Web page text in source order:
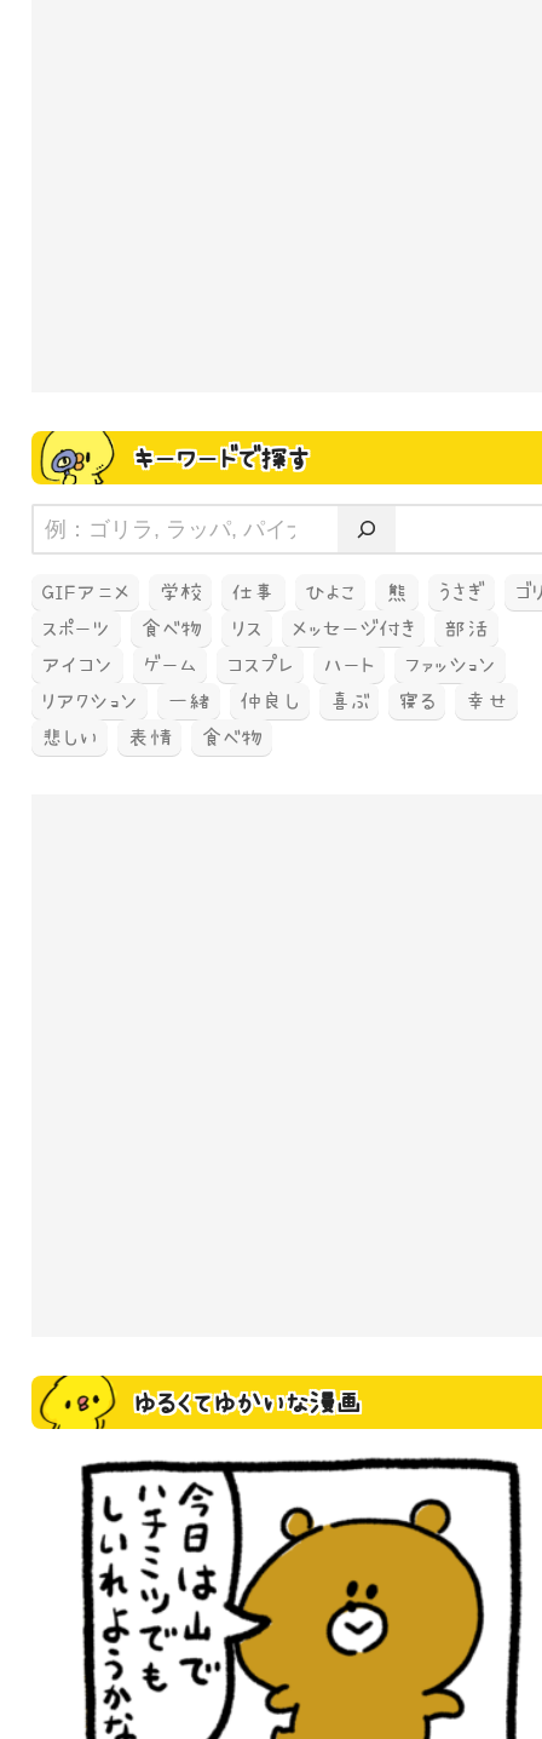
キーワードで探す
GIFアニメ 学校 仕事 ひよこ 熊 うさぎ
ゴ
スポーツ
食べ物 リス メッセージ付き
部活
アイコン
ゲーム コスプレ ハート
ファッション
リアクション
一緒 仲良し 喜ぶ 寝る
幸せ
悲しい
表情 食べ物
ゆるくてゆかいな漫画